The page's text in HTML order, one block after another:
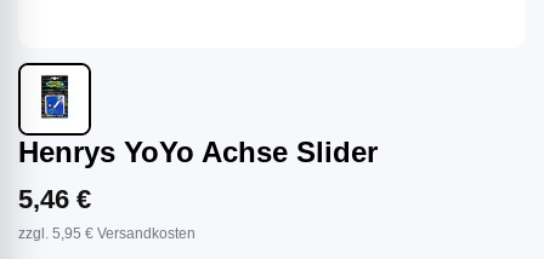
Henrys YoYo Achse Slider
5,46 €
zzgl. 5,95 € Versandkosten